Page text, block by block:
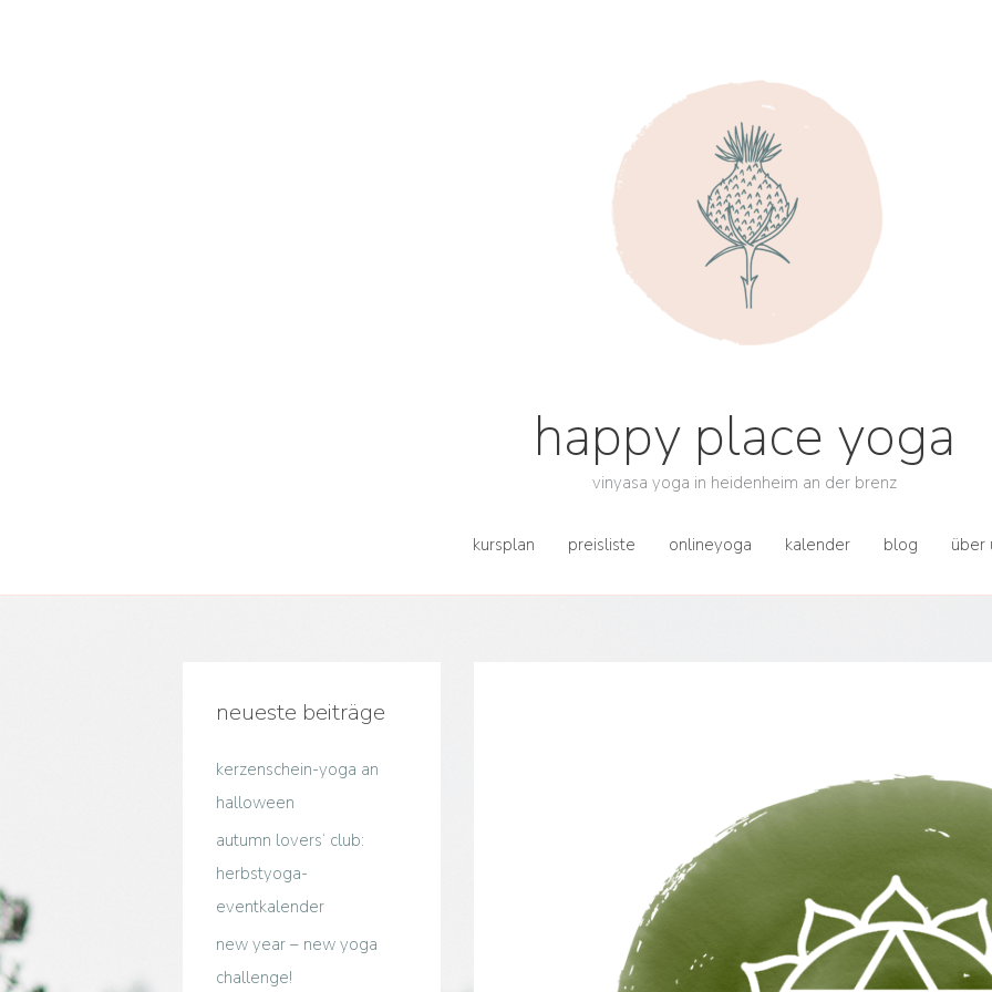
happy place yoga
vinyasa yoga in heidenheim an der brenz
kursplan preisliste onlineyoga kalender blog über
neueste beiträge
kerzenschein-yoga an
halloween
autumn lovers‘ club:
herbstyoga-
eventkalender
new year – new yoga
challenge!